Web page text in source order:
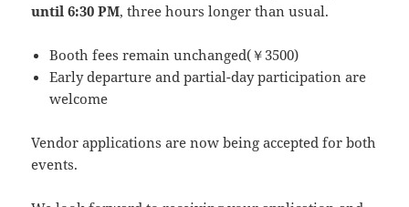
until 6:30 PM, three hours longer than usual.
Booth fees remain unchanged(￥3500)
Early departure and partial-day participation are
welcome
Vendor applications are now being accepted for both
events.